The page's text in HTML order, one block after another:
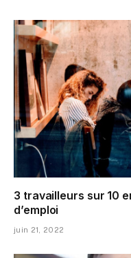
3 travailleurs sur 10
d’emploi
juin 21, 2022